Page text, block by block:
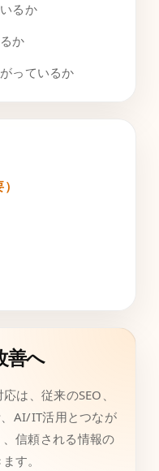
るか
か
っているか
善へ
は、従来のSEO、
AI/IT活用とつなが
信頼される情報の
す。